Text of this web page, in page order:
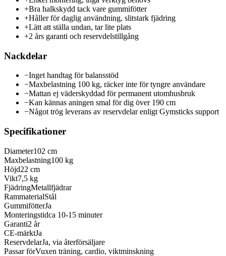
+Bra halkskydd tack vare gummifötter
+Håller för daglig användning, slitstark fjädring
+Lätt att ställa undan, tar lite plats
+2 års garanti och reservdelstillgång
Nackdelar
−Inget handtag för balansstöd
−Maxbelastning 100 kg, räcker inte för tyngre användare
−Mattan ej väderskyddad för permanent utomhusbruk
−Kan kännas aningen smal för dig över 190 cm
−Något trög leverans av reservdelar enligt Gymsticks support
Specifikationer
Diameter102 cm
Maxbelastning100 kg
Höjd22 cm
Vikt7,5 kg
FjädringMetallfjädrar
RammaterialStål
GummifötterJa
Monteringstidca 10-15 minuter
Garanti2 år
CE-märktJa
ReservdelarJa, via återförsäljare
Passar förVuxen träning, cardio, viktminskning